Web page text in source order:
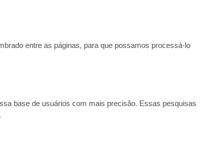
entre as páginas, para que possamos processá-lo
base de usuários com mais precisão. Essas pesquisas